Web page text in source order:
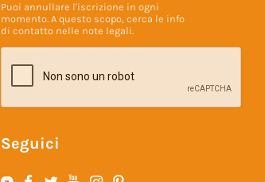
Puoi annullare l'iscrizione in ogni
momento. A questo scopo, cerca le info
di contatto nelle note legali.
Seguici